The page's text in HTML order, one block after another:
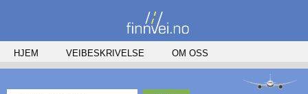
HJEM VEIBESKRIVELSE OM OSS